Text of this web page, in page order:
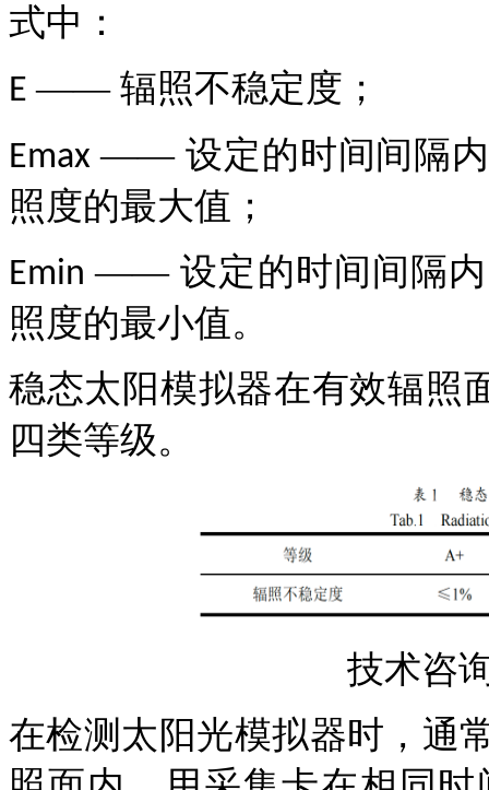
式中：
E—— 辐照不稳定度；
Emax—— 设定的时间间隔内
照度的最大值；
Emin—— 设定的时间间隔内
照度的最小值。
稳态太阳模拟器在有效辐照
四类等级。
技术咨
在检测太阳光模拟器时 ， 通